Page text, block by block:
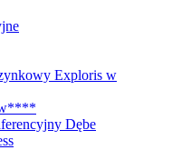
Exploris w
Dębe